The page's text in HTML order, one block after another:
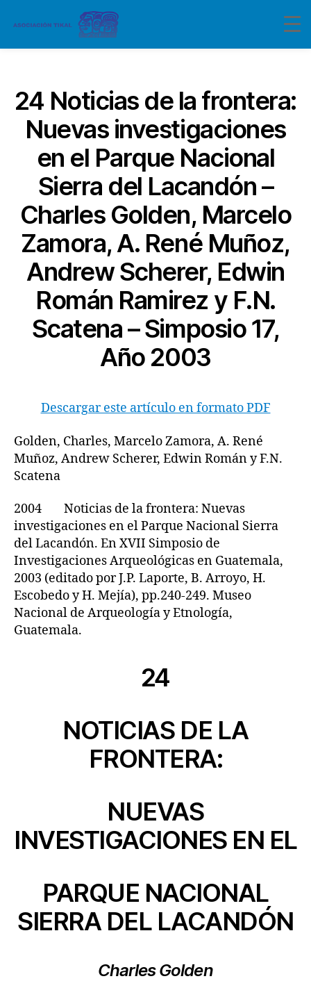
24 Noticias de la frontera:
Nuevas investigaciones
en el Parque Nacional
Sierra del Lacandón –
Charles Golden, Marcelo
Zamora, A. René Muñoz,
Andrew Scherer, Edwin
Román Ramirez y F.N.
Scatena – Simposio 17,
Año 2003
Descargar este artículo en formato PDF
Golden, Charles, Marcelo Zamora, A. René
Muñoz, Andrew Scherer, Edwin Román y F.N.
Scatena
2004 Noticias de la frontera: Nuevas
investigaciones en el Parque Nacional Sierra
del Lacandón. En XVII Simposio de
Investigaciones Arqueológicas en Guatemala,
2003 (editado por J.P. Laporte, B. Arroyo, H.
Escobedo y H. Mejía), pp.240-249. Museo
Nacional de Arqueología y Etnología,
Guatemala.
24
NOTICIAS DE LA
FRONTERA:
NUEVAS
INVESTIGACIONES EN EL
PARQUE NACIONAL
SIERRA DEL LACANDÓN
Charles Golden